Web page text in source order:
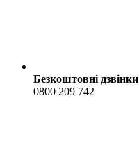
Безкоштовні дзвінки
0800 209 742